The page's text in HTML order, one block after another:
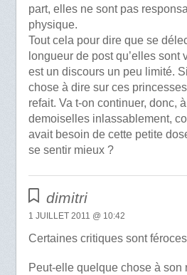
part, elles ne sont pas
physique.
Tout cela pour dire que se
longueur de post qu’elles sont
est un discours un peu limité.
chose à dire sur ces
refait. Va t-on continuer, donc,
demoiselles inlassablement,
avait besoin de cette petite
se sentir mieux ?
dimitri
1 JUILLET 2011 @ 10:42
Certaines critiques sont
Peut-elle quelque chose à son